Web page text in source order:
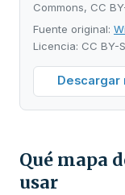
Commons, CC
Fuente original:
Licencia: CC BY-
Descargar
Qué mapa
usar